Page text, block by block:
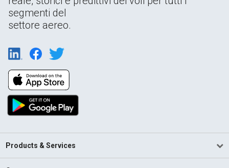
segmenti del
settore aereo.
Products & Services